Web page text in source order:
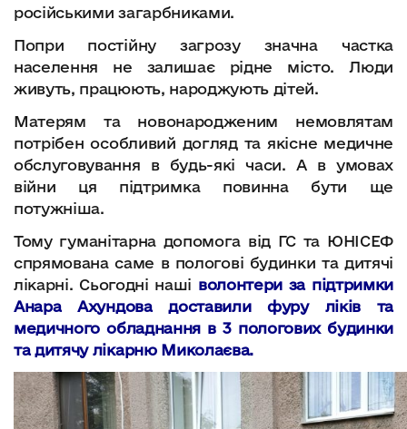
російськими загарбниками.
Попри постійну загрозу значна частка
населення не залишає рідне місто. Люди
живуть, працюють, народжують дітей.
Матерям та новонародженим немовлятам
потрібен особливий догляд та якісне медичне
обслуговування в будь-які часи. А в умовах
війни ця підтримка повинна бути ще
потужніша.
Тому гуманітарна допомога від ГС та ЮНІСЕФ
спрямована саме в пологові будинки та дитячі
лікарні. Сьогодні наші волонтери за підтримки
Анара Ахундова доставили фуру ліків та
медичного обладнання в 3 пологових будинки
та дитячу лікарню Миколаєва.